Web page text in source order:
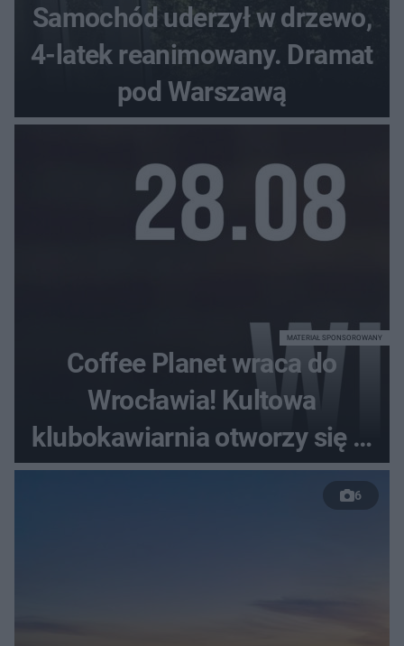
Samochód uderzył w drzewo,
4-latek reanimowany. Dramat
pod Warszawą
Coffee Planet wraca do
Wrocławia! Kultowa
klubokawiarnia otworzy się w
nowym miejscu
MATERIAŁ SPONSOROWANY
6